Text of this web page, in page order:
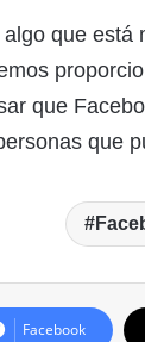
algo que está
que
que
Facebook